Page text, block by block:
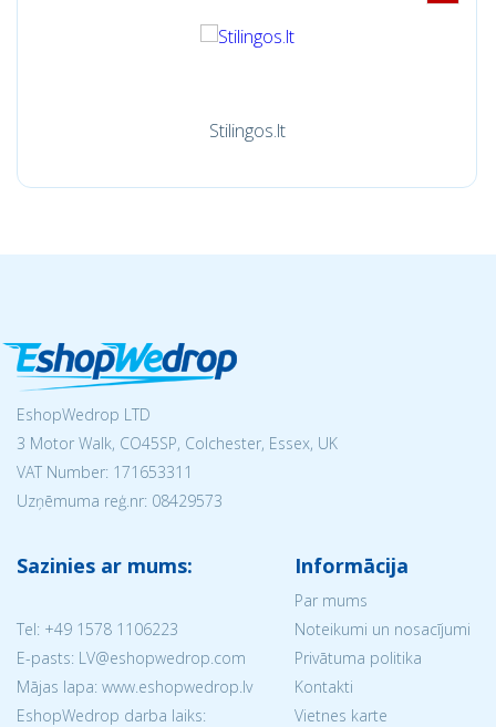
Stilingos.lt
EshopWedrop LTD
3 Motor Walk, CO45SP, Colchester, Essex, UK
VAT Number: 171653311
Uzņēmuma reģ.nr: 08429573
Sazinies ar mums:
Tel: +49 1578 1106223
E-pasts: LV@eshopwedrop.com
Mājas lapa: www.eshopwedrop.lv
EshopWedrop darba laiks:
Informācija
Par mums
Noteikumi un nosacījumi
Privātuma politika
Kontakti
Vietnes karte